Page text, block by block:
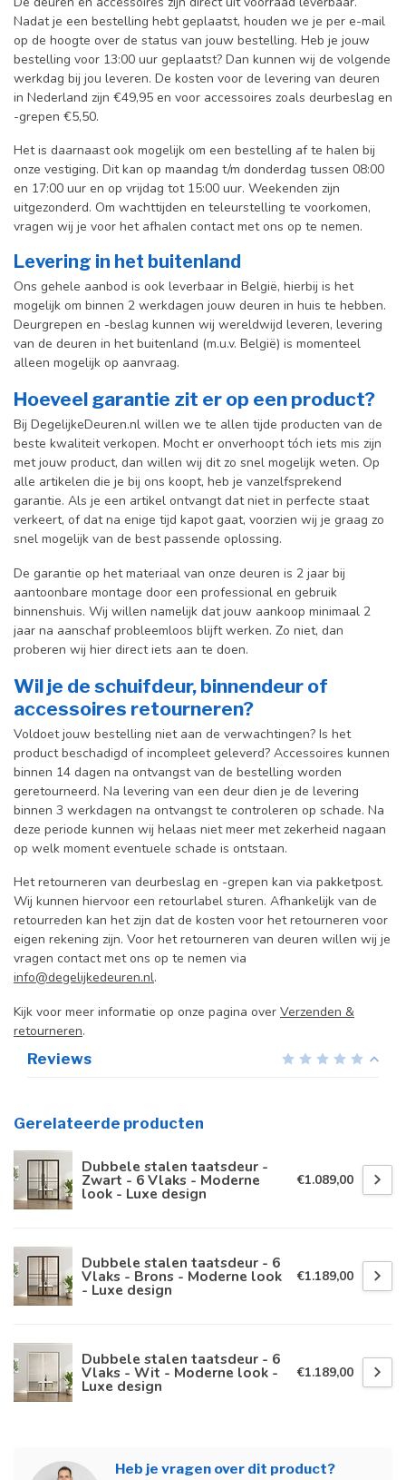
Nadat je een bestelling hebt geplaatst, houden we je per e-mail
op de hoogte over de status van jouw bestelling. Heb je jouw
bestelling voor 13:00 uur geplaatst? Dan kunnen wij de volgende
werkdag bij jou leveren. De kosten voor de levering van deuren
in Nederland zijn €49,95 en voor accessoires zoals deurbeslag en
-grepen €5,50.
Het is daarnaast ook mogelijk om een bestelling af te halen bij
onze vestiging. Dit kan op maandag t/m donderdag tussen 08:00
en 17:00 uur en op vrijdag tot 15:00 uur. Weekenden zijn
uitgezonderd. Om wachttijden en teleurstelling te voorkomen,
vragen wij je voor het afhalen contact met ons op te nemen.
Levering in het buitenland
Ons gehele aanbod is ook leverbaar in België, hierbij is het
mogelijk om binnen 2 werkdagen jouw deuren in huis te hebben.
Deurgrepen en -beslag kunnen wij wereldwijd leveren, levering
van de deuren in het buitenland (m.u.v. België) is momenteel
alleen mogelijk op aanvraag.
Hoeveel garantie zit er op een product?
Bij DegelijkeDeuren.nl willen we te allen tijde producten van de
beste kwaliteit verkopen. Mocht er onverhoopt tóch iets mis zijn
met jouw product, dan willen wij dit zo snel mogelijk weten. Op
alle artikelen die je bij ons koopt, heb je vanzelfsprekend
garantie. Als je een artikel ontvangt dat niet in perfecte staat
verkeert, of dat na enige tijd kapot gaat, voorzien wij je graag zo
snel mogelijk van de best passende oplossing.
De garantie op het materiaal van onze deuren is 2 jaar bij
aantoonbare montage door een professional en gebruik
binnenshuis. Wij willen namelijk dat jouw aankoop minimaal 2
jaar na aanschaf probleemloos blijft werken. Zo niet, dan
proberen wij hier direct iets aan te doen.
Wil je de schuifdeur, binnendeur of
accessoires retourneren?
Voldoet jouw bestelling niet aan de verwachtingen? Is het
product beschadigd of incompleet geleverd? Accessoires kunnen
binnen 14 dagen na ontvangst van de bestelling worden
geretourneerd. Na levering van een deur dien je de levering
binnen 3 werkdagen na ontvangst te controleren op schade. Na
deze periode kunnen wij helaas niet meer met zekerheid nagaan
op welk moment eventuele schade is ontstaan.
Het retourneren van deurbeslag en -grepen kan via pakketpost.
Wij kunnen hiervoor een retourlabel sturen. Afhankelijk van de
retourreden kan het zijn dat de kosten voor het retourneren voor
eigen rekening zijn. Voor het retourneren van deuren willen wij je
vragen contact met ons op te nemen via
info@degelijkedeuren.nl.
Kijk voor meer informatie op onze pagina over Verzenden &
retourneren.
Reviews
Gerelateerde producten
Dubbele stalen taatsdeur -
Zwart - 6 Vlaks - Moderne
look - Luxe design
€1.089,00
Dubbele stalen taatsdeur - 6
Vlaks - Brons - Moderne look
- Luxe design
€1.189,00
Dubbele stalen taatsdeur - 6
Vlaks - Wit - Moderne look -
Luxe design
€1.189,00
Heb je vragen over dit product?